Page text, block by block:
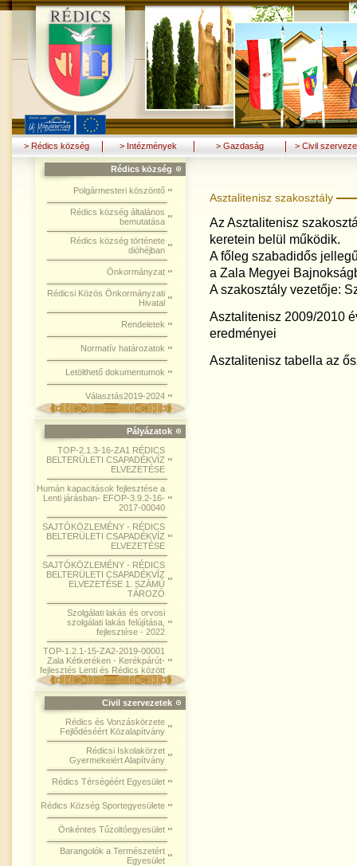
> Rédics község > Intézmények > Gazdaság > Civil
Rédics község
Polgármesteri köszöntő
Rédics község általános
bemutatása
Rédics község története
dióhéjban
Önkormányzat
Rédicsi Közös Önkormányzati
Hivatal
Rendeletek
Normatív határozatok
Letölthető dokumentumok
Választás2019-2024
Pályázatok
TOP-2.1.3-16-ZA1 RÉDICS
BELTERÜLETI CSAPADÉKVÍZ
ELVEZETÉSE
Humán kapacitások fejlesztése a
Lenti járásban- EFOP-3.9.2-16-
2017-00040
SAJTÓKÖZLEMÉNY - RÉDICS
BELTERÜLETI CSAPADÉKVÍZ
ELVEZETÉSE
SAJTÓKÖZLEMÉNY - RÉDICS
BELTERÜLETI CSAPADÉKVÍZ
ELVEZETÉSE 1. SZÁMÚ
TÁROZÓ
Szolgálati lakás és orvosi
szolgálati lakás felújítása,
fejlesztése - 2022
TOP-1.2.1-15-ZA2-2019-00001
Zala Kétkeréken - Kerékpárút-
fejlesztés Lenti és Rédics között
Civil szervezetek
Rédics és Vonzáskörzete
Fejlődéséért Közalapítvány
Rédicsi Iskolakörzet
Gyermekeiért Alapítvány
Rédics Térségéért Egyesület
Rédics Község Sportegyesülete
Önkéntes Tűzoltóegyesület
Barangolók a Természetért
Egyesület
Asztalitenisz szakosztály
Az Asztalitenisz
keretein belül működik.
A főleg szabadidős
a Zala Megyei
A szakosztály vezetője:
Asztalitenisz 2009/2010
eredményei
Asztalitenisz tabella az